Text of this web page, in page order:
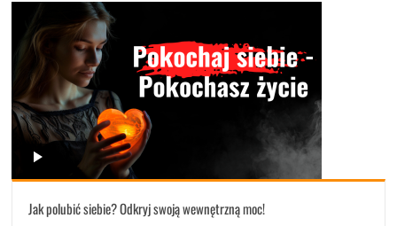
Jak polubić siebie? Odkryj swoją wewnętrzną moc!